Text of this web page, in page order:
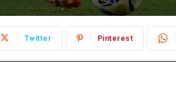
Twitter Pinterest